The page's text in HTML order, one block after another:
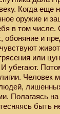
Когда еще
оружие и
в том
обоняние и
или
убегают.
Человек
Полагаясь
быть